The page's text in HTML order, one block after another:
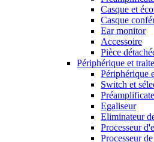
Casque et
Casque
Ear monitor
Accessoire
Pièce
Périphérique et
Périphérique
Switch et
Egaliseur
Eliminateur
Processeur
Processeur